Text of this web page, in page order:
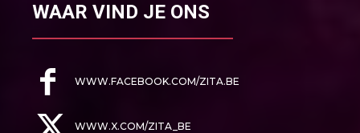
WAAR VIND JE ONS
WWW.FACEBOOK.COM/ZITA.BE
WWW.X.COM/ZITA_BE